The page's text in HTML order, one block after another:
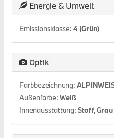
Energie & Umwelt
Emissionsklasse: 4 (Grün)
Optik
Farbbezeichnung:
Außenfarbe: Weiß
Innenausstattung: Stoff, Grau